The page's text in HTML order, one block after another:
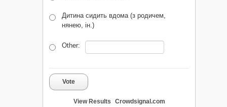
Дитина сидить вдома (з родичем,
нянею, ін.)
Other:
Vote
View Results Crowdsignal.com